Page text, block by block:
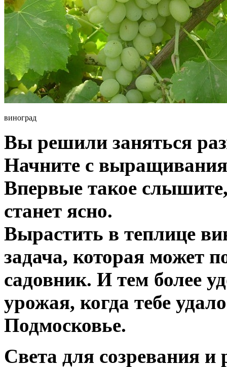
виноград
Вы решили заняться
Начните с
Впервые такое
станет ясно.
Вырастить в теплице
задача, которая может
садовник. И тем более
урожая, когда тебе
Подмосковье.
Света для созревания и